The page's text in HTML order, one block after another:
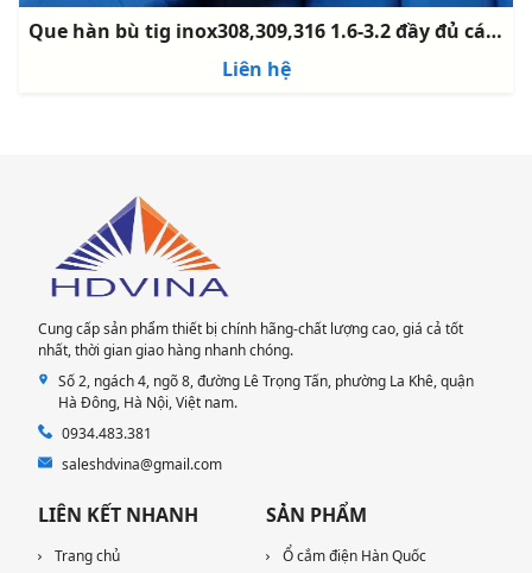
Que hàn bù tig inox308,309,316 1.6-3.2 đầy đủ các seri
Liên hệ
Cung cấp sản phẩm thiết bị chính hãng-chất lượng cao, giá cả tốt
nhất, thời gian giao hàng nhanh chóng.
Số 2, ngách 4, ngõ 8, đường Lê Trọng Tấn, phường La Khê, quận
Hà Đông, Hà Nội​, Việt nam.
0934.483.381
saleshdvina@gmail.com
LIÊN KẾT NHANH
Trang chủ
SẢN PHẨM
Ổ cắm điện Hàn Quốc